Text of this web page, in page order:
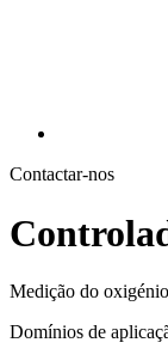
Contactar-nos
Medição do oxigénio
Domínios de